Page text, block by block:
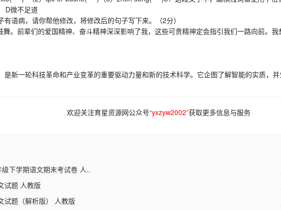
不足道
病，请你帮他修改，将修改后的句子写下来。（2分）
。前辈们的爱国精神、奋斗精神深深影响了我，这些可贵精神定会指引我们一路向前。
一轮科技革命和产业变革的重要驱动力量和新的技术科学。它企图了解智能的实质，
欢迎关注育星资源网公众号“yxzyw2002”获取更多信息与服务
下学期语文期末考试卷 人..
试题 人教版
试题（解析版） 人教版